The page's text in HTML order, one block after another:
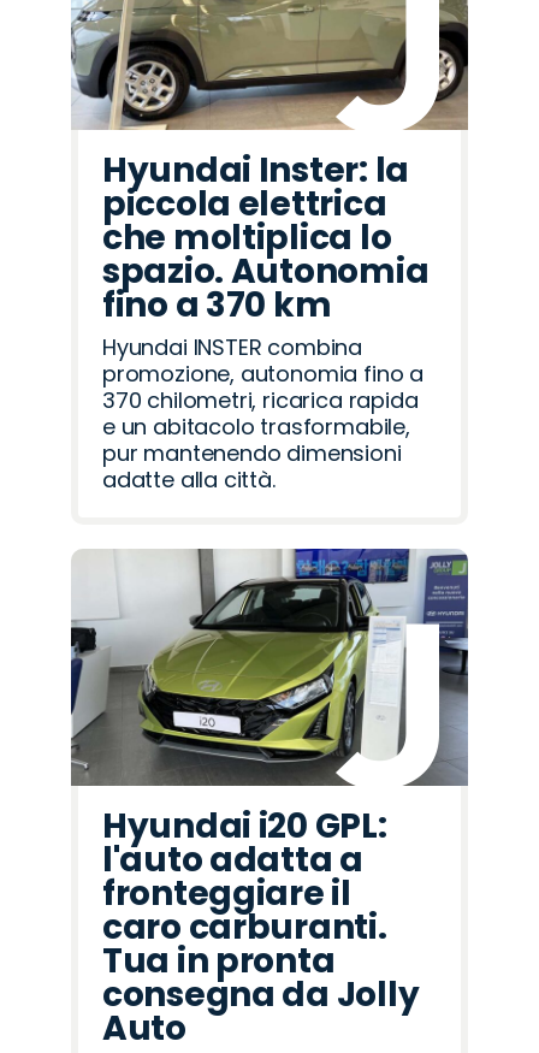
Hyundai Inster: la
piccola elettrica
che moltiplica lo
spazio. Autonomia
fino a 370 km
Hyundai INSTER combina
promozione, autonomia fino a
370 chilometri, ricarica rapida
e un abitacolo trasformabile,
pur mantenendo dimensioni
adatte alla città.
Hyundai i20 GPL:
l'auto adatta a
fronteggiare il
caro carburanti.
Tua in pronta
consegna da Jolly
Auto